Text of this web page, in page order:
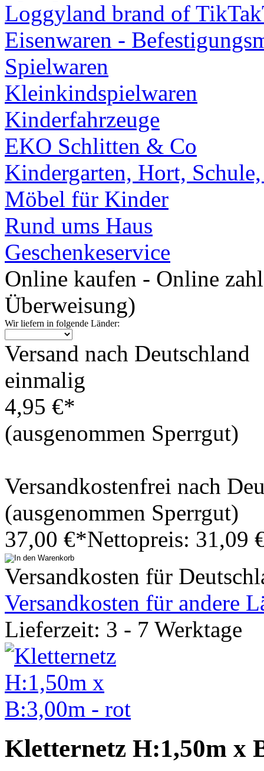
Loggyland brand of
Eisenwaren -
Spielwaren
Kleinkindspielwaren
Kinderfahrzeuge
EKO Schlitten & Co
Kindergarten, Hort,
Möbel für Kinder
Rund ums Haus
Geschenkeservice
Online kaufen - Online
Überweisung)
Wir liefern in folgende Länder:
Versand nach Deutschland
einmalig
4,95 €*
(ausgenommen Sperrgut)
Versandkostenfrei nach
(ausgenommen Sperrgut)
37,00 €*Nettopreis: 31,09
Versandkosten für
Versandkosten für andere
Lieferzeit: 3 - 7 Werktage
Kletternetz H:1,50m x